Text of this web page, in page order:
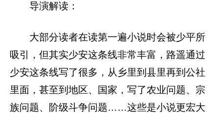
导演解读：
大部分读者在读第一遍小说时会被少平所
吸引，但其实少安这条线非常丰富，路遥通过
少安这条线写了很多，从乡里到县里再到公社
里面，甚至到地区、国家，写了农业问题、宗
族问题、阶级斗争问题……这些是小说更宏大